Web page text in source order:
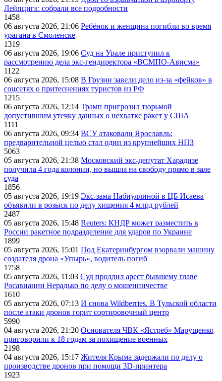
Лейпцига: собрали все подробности
1458
06 августа 2026, 21:06 Ребёнок и женщина погибли во время
урагана в Смоленске
1319
06 августа 2026, 19:06 Суд на Урале приступил к
рассмотрению дела экс-гендиректора «ВСМПО-Ависма»
1122
06 августа 2026, 15:08 В Грузии завели дело из-за «фейков» в
соцсетях о притеснениях туристов из РФ
1215
06 августа 2026, 12:14 Трамп пригрозил тюрьмой
допустившим утечку данных о нехватке ракет у США
1111
06 августа 2026, 09:34 ВСУ атаковали Ярославль:
предварительной целью стал один из крупнейших НПЗ
5063
05 августа 2026, 21:38 Московский экс-депутат Харадизе
получила 4 года колонии, но вышла на свободу прямо в зале
суда
1856
05 августа 2026, 19:19 Экс-зама Набиуллиной в ЦБ Исаева
объявили в розыск по делу хищения 4 млрд рублей
2487
05 августа 2026, 15:48 Reuters: КНДР может разместить в
России ракетное подразделение для ударов по Украине
1899
05 августа 2026, 15:01 Под Екатеринбургом взорвали машину
создателя дрона «Упырь», водитель погиб
1758
05 августа 2026, 11:03 Суд продлил арест бывшему главе
Росавиации Нерадько по делу о мошенничестве
1610
05 августа 2026, 07:13 И снова Wildberries. В Тульской области
после атаки дронов горит сортировочный центр
5990
04 августа 2026, 21:20 Основателя ЧВК «Ястреб» Марущенко
приговорили к 18 годам за похищение военных
2198
04 августа 2026, 15:17 Жителя Крыма задержали по делу о
производстве дронов при помощи 3D‑принтера
1923